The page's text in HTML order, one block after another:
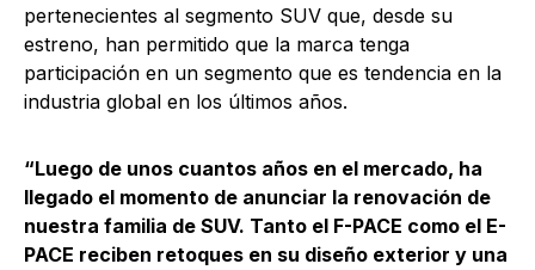
pertenecientes al segmento SUV que, desde su
estreno, han permitido que la marca tenga
participación en un segmento que es tendencia en la
industria global en los últimos años.
“Luego de unos cuantos años en el mercado, ha
llegado el momento de anunciar la renovación de
nuestra familia de SUV. Tanto el F-PACE como el E-
PACE reciben retoques en su diseño exterior y una